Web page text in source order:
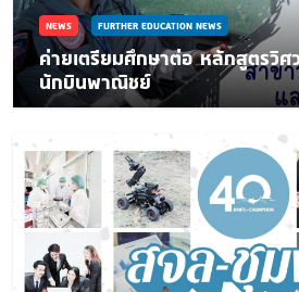
NEWS FURTHER EDUCATION NEWS
ค่ายเตรียมศึกษาต่อ หลักสูตรวิศว
นักบินพาณิชย์